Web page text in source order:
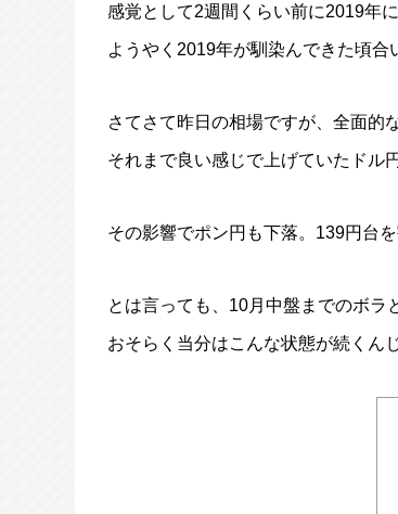
感覚として2週間くらい前に2019年
ようやく2019年が馴染んできた頃合
さてさて昨日の相場ですが、全面的
それまで良い感じで上げていたドル
その影響でポン円も下落。139円台を
とは言っても、10月中盤までのボラ
おそらく当分はこんな状態が続くん